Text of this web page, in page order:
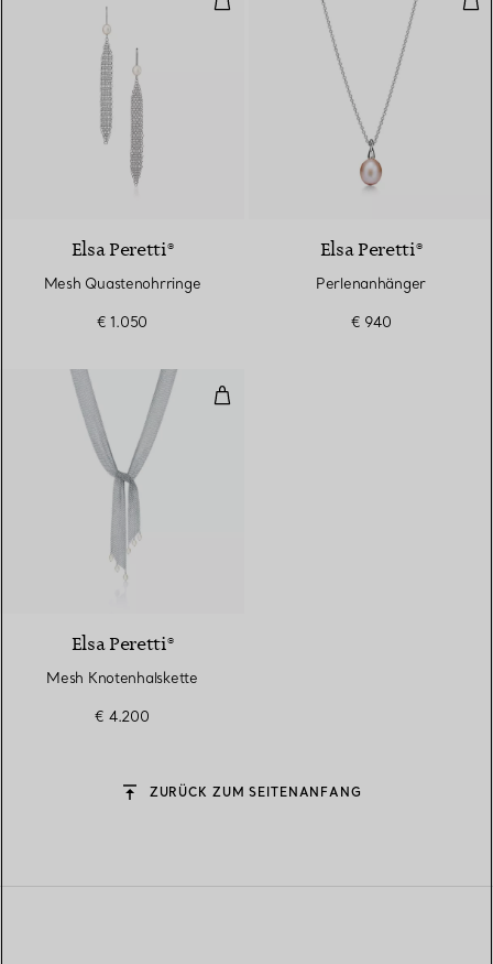
Elsa Peretti®
Mesh Quastenohrringe
€ 1.050
Elsa Peretti®
Perlenanhänger
€ 940
Mesh Knotenhalskette
Elsa Peretti®
Mesh Knotenhalskette
€ 4.200
ZURÜCK ZUM SEITENANFANG